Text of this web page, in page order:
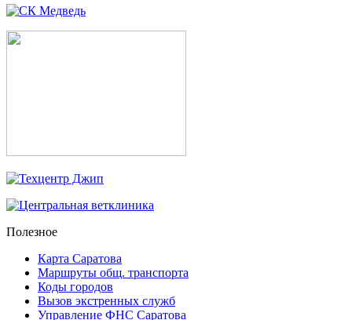
Полезное
Карта Саратова
Маршруты общ. транспорта
Коды городов
Вызов экстренных служб
Управление ФНС Саратова